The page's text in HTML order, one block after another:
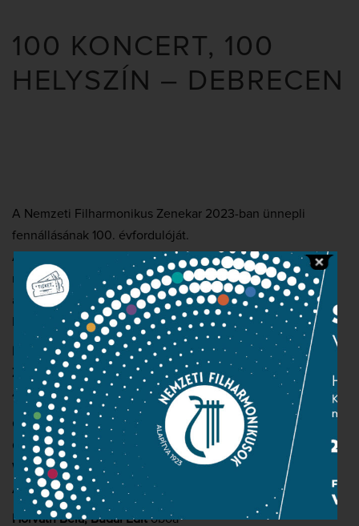
100 KONCERT, 100
HELYSZÍN – DEBRECEN
A Nemzeti Filharmonikus Zenekar 2023-ban ünnepli
fennállásának 100. évfordulóját.
A jubileum alkalmából a Nemzeti Filharmonikusok
művészei országszerte ingyenes kamarakoncertekkel
ajándékozzák meg a közönséget.
Minden kedves érdeklődőt szeretettel várunk!
Kodály Zoltán Zeneművészeti Szakgimnázium és
Zeneiskola
4024 Debrecen, Vár utca 1.
GEORG DRUSCHETZKY: Esz-dúr partita
CHARLES GOUNOD: Petite Symphonie
WOLFGANG AMADEUS Mozart: Esz-dúr szerenád, K. 375
ANTONÍN Dvořák: Szláv táncok
Horváth Béla, Budai Editoboa